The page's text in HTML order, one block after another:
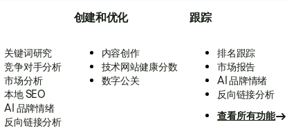
关键词研究
竞争对手分析
市场分析
本地 SEO
AI 品牌情绪
反向链接分析
创建和优化
内容创作
技术网站健康分数
数字公关
跟踪
排名跟踪
市场报告
AI 品牌情绪
反向链接分析
查看所有功能